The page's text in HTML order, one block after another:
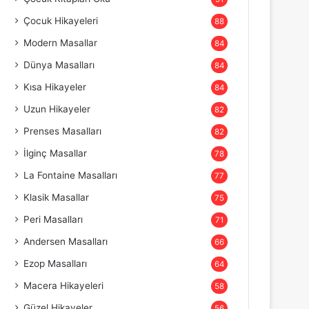
Çocuk Hikayeleri 88
Modern Masallar 84
Dünya Masalları 84
Kısa Hikayeler 84
Uzun Hikayeler 82
Prenses Masalları 82
İlginç Masallar 78
La Fontaine Masalları 77
Klasik Masallar 75
Peri Masalları 71
Andersen Masalları 66
Ezop Masalları 64
Macera Hikayeleri 58